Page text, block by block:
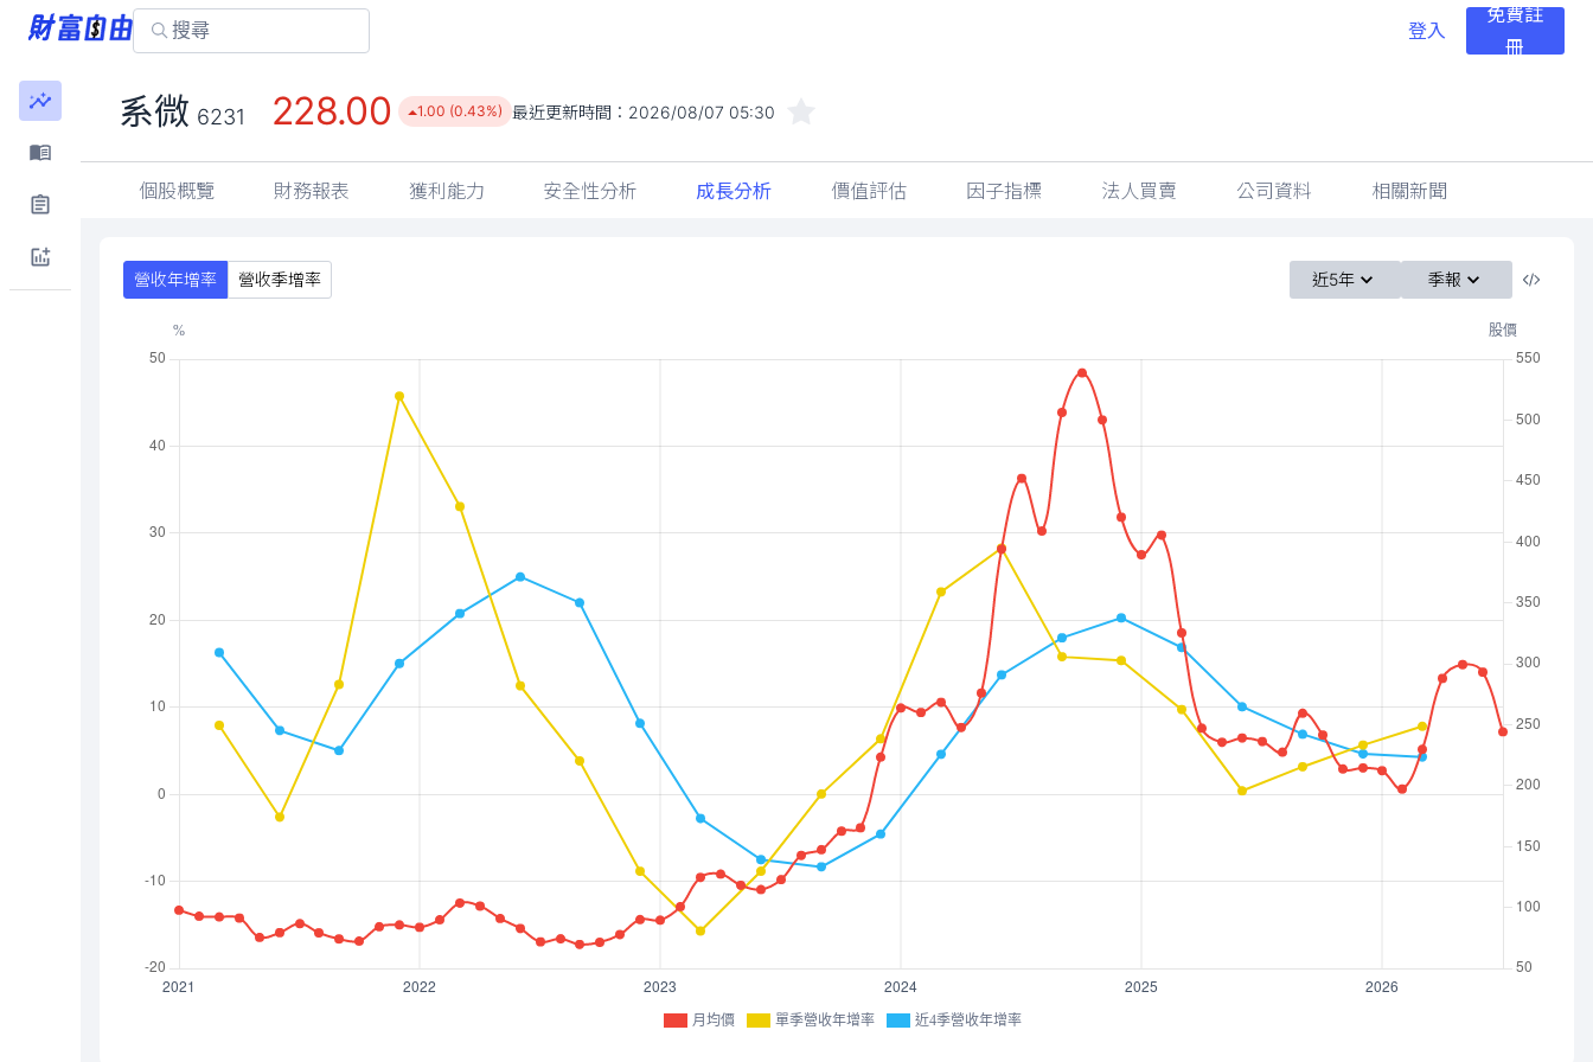
登入
免費註
冊
系微 6231 228.00 1.00 (0.43%) 最近更新時間： 2026/08/07 05:30
個股概覽 財務報表 獲利能力 安全性分析 成長分析 價值評估 因子指標 法人買賣 公司資料 相關新聞
營收年增率 營收季增率 近5年 季報
月均價 單季營收年增率 近4季營收年增率